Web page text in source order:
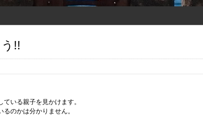
!!
いる親子を見かけます。
のかは分かりません。